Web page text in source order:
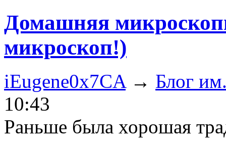
Домашняя
микроскоп!)
iEugene0x7CA → Блог
10:43
Раньше была хорошая